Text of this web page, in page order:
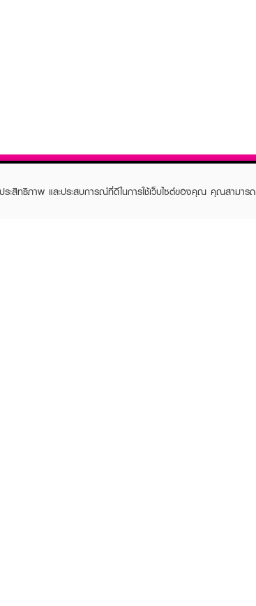
ระสิทธิภาพ และประสบการณ์ที่ดีในการใช้เว็บไซต์ของคุณ คุณสามารถ